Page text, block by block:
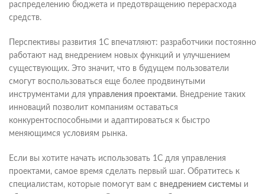
распределению бюджета и предотвращению перерасхода
средств.
Перспективы развития 1С впечатляют: разработчики постоянно
работают над внедрением новых функций и улучшением
существующих. Это значит, что в будущем пользователи
смогут воспользоваться еще более продвинутыми
инструментами для управления проектами. Внедрение таких
инноваций позволит компаниям оставаться
конкурентоспособными и адаптироваться к быстро
меняющимся условиям рынка.
Если вы хотите начать использовать 1С для управления
проектами, самое время сделать первый шаг. Обратитесь к
специалистам, которые помогут вам с внедрением системы и